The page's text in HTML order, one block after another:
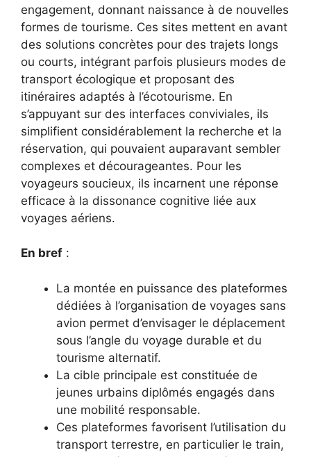
engagement, donnant naissance à de nouvelles
formes de tourisme. Ces sites mettent en avant
des solutions concrètes pour des trajets longs
ou courts, intégrant parfois plusieurs modes de
transport écologique et proposant des
itinéraires adaptés à l’écotourisme. En
s’appuyant sur des interfaces conviviales, ils
simplifient considérablement la recherche et la
réservation, qui pouvaient auparavant sembler
complexes et décourageantes. Pour les
voyageurs soucieux, ils incarnent une réponse
efficace à la dissonance cognitive liée aux
voyages aériens.
En bref :
La montée en puissance des plateformes
dédiées à l’organisation de voyages sans
avion permet d’envisager le déplacement
sous l’angle du voyage durable et du
tourisme alternatif.
La cible principale est constituée de
jeunes urbains diplômés engagés dans
une mobilité responsable.
Ces plateformes favorisent l’utilisation du
transport terrestre, en particulier le train,